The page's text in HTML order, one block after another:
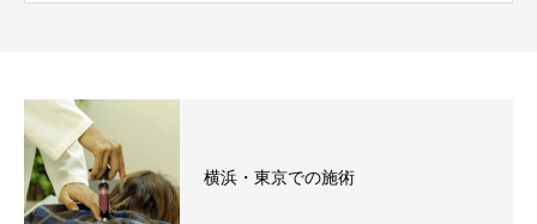
横浜・東京での施術